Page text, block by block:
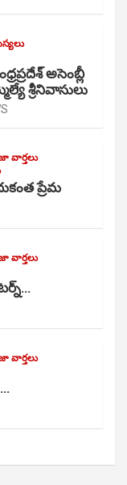
అసెంబ్లీ
శ్రీనివాసులు
వార్తలు
ప్రేమ
వార్తలు
వార్తలు